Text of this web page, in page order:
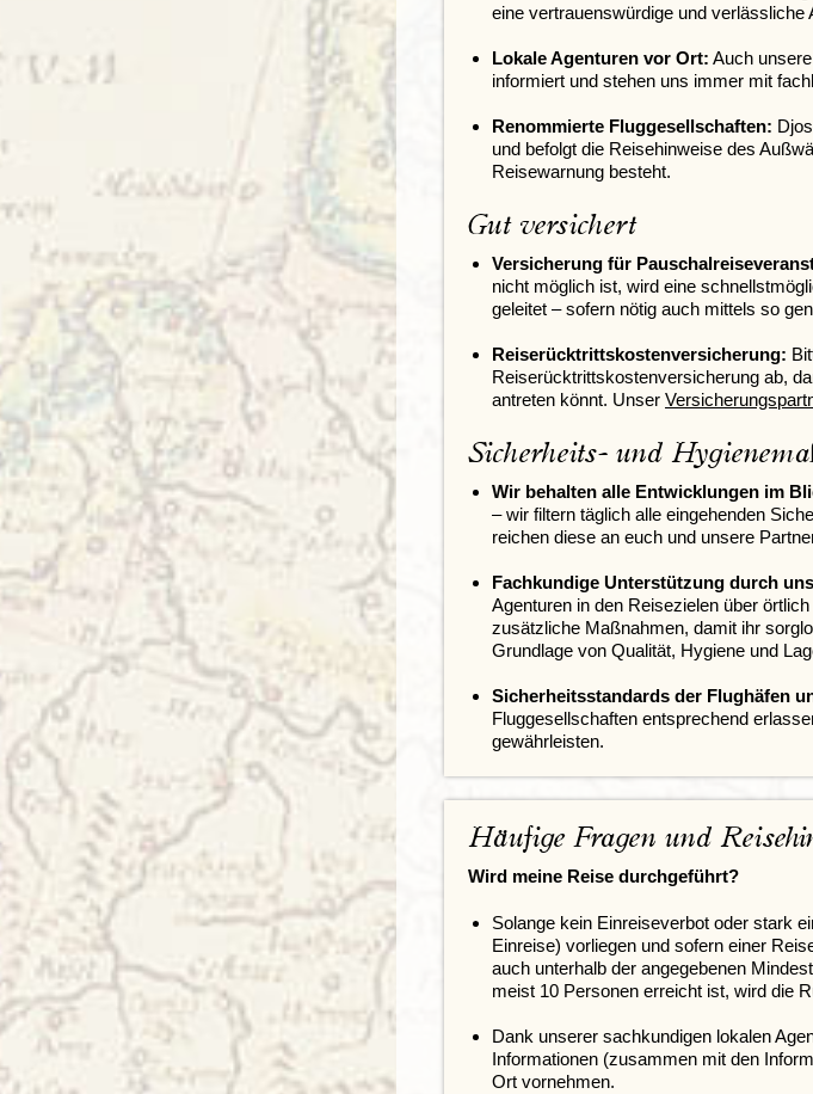
eine vertrauenswürdige und
Lokale Agenturen vor Ort: Auch
informiert und stehen uns immer mit
Renommierte Fluggesellschaften:
und befolgt die Reisehinweise des
Reisewarnung besteht.
Gut versichert
Versicherung für
nicht möglich ist, wird eine
geleitet – sofern nötig auch mittels so
Reiserücktrittskostenversicherung:
Reiserücktrittskostenversicherung ab,
antreten könnt. Unser
Sicherheits- und
Wir behalten alle Entwicklungen im
– wir filtern täglich alle eingehenden
reichen diese an euch und unsere
Fachkundige Unterstützung durch
Agenturen in den Reisezielen über
zusätzliche Maßnahmen, damit ihr
Grundlage von Qualität, Hygiene und
Sicherheitsstandards der Flughäfen
Fluggesellschaften entsprechend
gewährleisten.
Häufige Fragen und
Wird meine Reise durchgeführt?
Solange kein Einreiseverbot oder stark
Einreise) vorliegen und sofern einer
auch unterhalb der angegebenen
meist 10 Personen erreicht ist, wird die
Dank unserer sachkundigen lokalen
Informationen (zusammen mit den
Ort vornehmen.